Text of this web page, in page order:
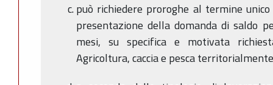
può richiedere proroghe al termine
presentazione della domanda di saldo
mesi, su specifica e motivata
Agricoltura, caccia e pesca